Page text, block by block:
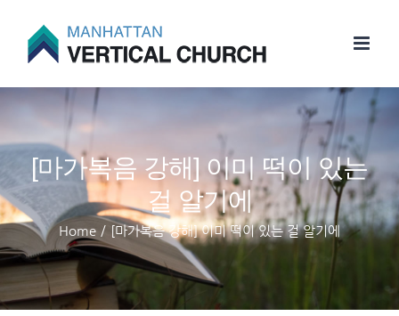
[마가복음 강해] 이미 떡이 있는
걸 알기에
Home / [마가복음 강해] 이미 떡이 있는 걸 알기에